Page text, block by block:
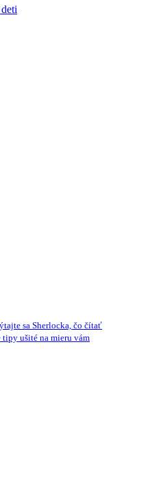
sa Sherlocka, čo čítať
tipy ušité na mieru vám